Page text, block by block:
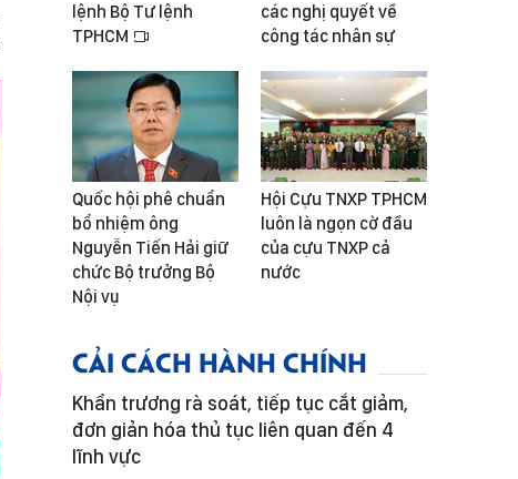
lệnh Bộ Tư lệnh
TPHCM
các nghị quyết về
công tác nhân sự
Quốc hội phê chuẩn
bổ nhiệm ông
Nguyễn Tiến Hải giữ
chức Bộ trưởng Bộ
Nội vụ
Hội Cựu TNXP TPHCM
luôn là ngọn cờ đầu
của cựu TNXP cả
nước
CẢI CÁCH HÀNH CHÍNH
Khẩn trương rà soát, tiếp tục cắt giảm,
đơn giản hóa thủ tục liên quan đến 4
lĩnh vực